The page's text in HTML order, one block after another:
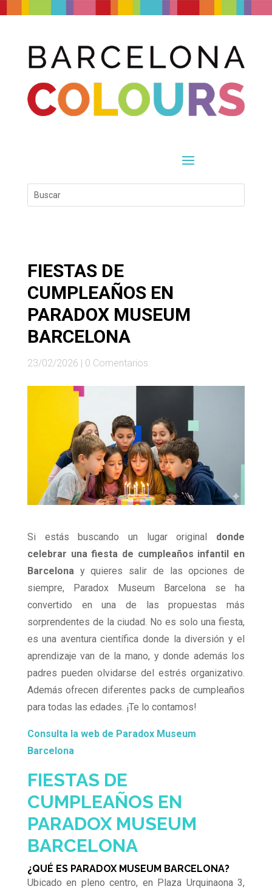
FIESTAS DE
CUMPLEAÑOS EN
PARADOX MUSEUM
BARCELONA
23/02/2026 0 Comentarios
Si estás buscando un lugar original donde
celebrar una fiesta de cumpleaños infantil en
Barcelona y quieres salir de las opciones de
siempre, Paradox Museum Barcelona se ha
convertido en una de las propuestas más
sorprendentes de la ciudad. No es solo una fiesta,
es una aventura científica donde la diversión y el
aprendizaje van de la mano, y donde además los
padres pueden olvidarse del estrés organizativo.
Además ofrecen diferentes packs de cumpleaños
para todas las edades. ¡Te lo contamos!
Consulta la web de Paradox Museum
Barcelona
FIESTAS DE
CUMPLEAÑOS EN
PARADOX MUSEUM
BARCELONA
¿QUÉ ES PARADOX MUSEUM BARCELONA?
Ubicado en pleno centro, en Plaza Urquinaona 3,